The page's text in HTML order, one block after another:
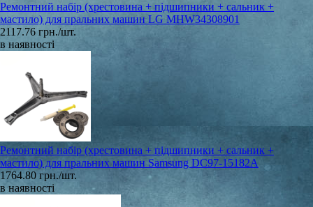
Ремонтний набір (хрестовина + підшипники + сальник +
мастило) для пральних машин LG MHW34308901
2117.76 грн./шт.
в наявності
Ремонтний набір (хрестовина + підшипники + сальник +
мастило) для пральних машин Samsung DC97-15182A
1764.80 грн./шт.
в наявності